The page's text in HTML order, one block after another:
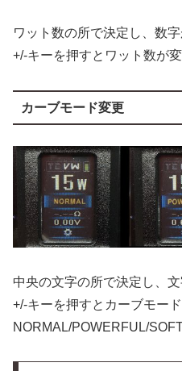
ワット数の所で決定し、数
+/-キーを押すとワット数が
カーブモード変更
中央の文字の所で決定し、
+/-キーを押すとカーブモー
NORMAL/POWERFUL/